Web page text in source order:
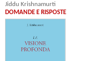
Jiddu Krishnamurti
DOMANDE E RISPOSTE